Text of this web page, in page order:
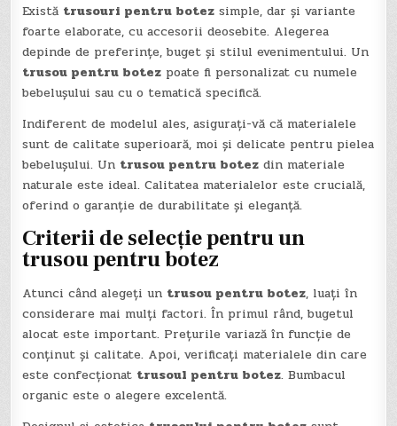
Există trusouri pentru botez simple, dar și variante
foarte elaborate, cu accesorii deosebite. Alegerea
depinde de preferințe, buget și stilul evenimentului. Un
trusou pentru botez poate fi personalizat cu numele
bebelușului sau cu o tematică specifică.
Indiferent de modelul ales, asigurați-vă că materialele
sunt de calitate superioară, moi și delicate pentru pielea
bebelușului. Un trusou pentru botez din materiale
naturale este ideal. Calitatea materialelor este crucială,
oferind o garanție de durabilitate și eleganță.
Criterii de selecție pentru un
trusou pentru botez
Atunci când alegeți un trusou pentru botez, luați în
considerare mai mulți factori. În primul rând, bugetul
alocat este important. Prețurile variază în funcție de
conținut și calitate. Apoi, verificați materialele din care
este confecționat trusoul pentru botez. Bumbacul
organic este o alegere excelentă.